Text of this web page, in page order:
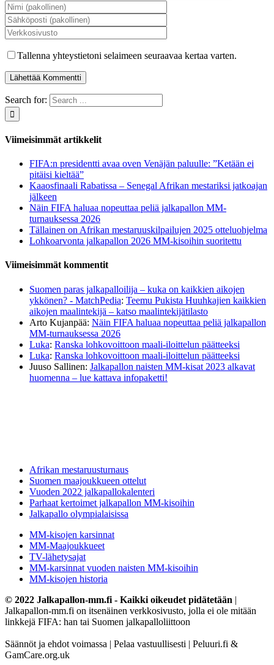
Tallenna yhteystietoni selaimeen seuraavaa kertaa varten.
Search for:
Viimeisimmät artikkelit
FIFA:n presidentti avaa oven Venäjän paluulle: ”Ketään ei
pitäisi kieltää”
Kaaosfinaali Rabatissa – Senegal Afrikan mestariksi jatkoajan
jälkeen
Näin FIFA haluaa nopeuttaa peliä jalkapallon MM-
turnauksessa 2026
Tällainen on Afrikan mestaruuskilpailujen 2025 otteluohjelma
Lohkoarvonta jalkapallon 2026 MM-kisoihin suoritettu
Viimeisimmät kommentit
Suomen paras jalkapalloilija – kuka on kaikkien aikojen
ykkönen? - MatchPedia: Teemu Pukista Huuhkajien kaikkien
aikojen maalintekijä – katso maalintekijätilasto
Arto Kujanpää: Näin FIFA haluaa nopeuttaa peliä jalkapallon
MM-turnauksessa 2026
Luka: Ranska lohkovoittoon maali-iloittelun päätteeksi
Luka: Ranska lohkovoittoon maali-iloittelun päätteeksi
Juuso Sallinen: Jalkapallon naisten MM-kisat 2023 alkavat
huomenna – lue kattava infopaketti!
Afrikan mestaruusturnaus
Suomen maajoukkueen ottelut
Vuoden 2022 jalkapallokalenteri
Parhaat kertoimet jalkapallon MM-kisoihin
Jalkapallo olympialaisissa
MM-kisojen karsinnat
MM-Maajoukkueet
TV-lähetysajat
MM-karsinnat vuoden naisten MM-kisoihin
MM-kisojen historia
© 2022 Jalkapallon-mm.fi - Kaikki oikeudet pidätetään |
Jalkapallon-mm.fi on itsenäinen verkkosivusto, jolla ei ole mitään
linkkejä FIFA: han tai Suomen jalkapalloliittoon
Säännöt ja ehdot voimassa | Pelaa vastuullisesti | Peluuri.fi &
GamCare.org.uk